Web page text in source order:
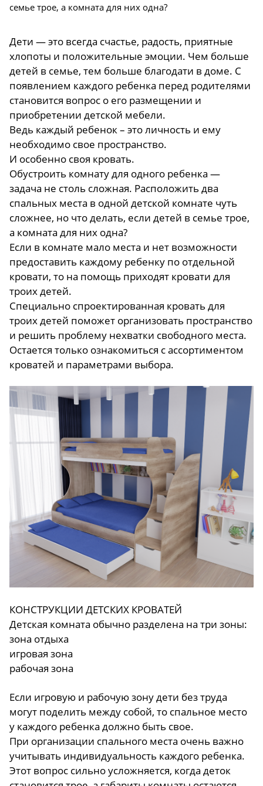
семье трое, а комната для них одна?
Дети — это всегда счастье, радость, приятные
хлопоты и положительные эмоции. Чем больше
детей в семье, тем больше благодати в доме. С
появлением каждого ребенка перед родителями
становится вопрос о его размещении и
приобретении детской мебели.
Ведь каждый ребенок – это личность и ему
необходимо свое пространство.
И особенно своя кровать.
Обустроить комнату для одного ребенка —
задача не столь сложная. Расположить два
спальных места в одной детской комнате чуть
сложнее, но что делать, если детей в семье трое,
а комната для них одна?
Если в комнате мало места и нет возможности
предоставить каждому ребенку по отдельной
кровати, то на помощь приходят кровати для
троих детей.
Специально спроектированная кровать для
троих детей поможет организовать пространство
и решить проблему нехватки свободного места.
Остается только ознакомиться с ассортиментом
кроватей и параметрами выбора.
КОНСТРУКЦИИ ДЕТСКИХ КРОВАТЕЙ
Детская комната обычно разделена на три зоны:
зона отдыха
игровая зона
рабочая зона
Если игровую и рабочую зону дети без труда
могут поделить между собой, то спальное место
у каждого ребенка должно быть свое.
При организации спального места очень важно
учитывать индивидуальность каждого ребенка.
Этот вопрос сильно усложняется, когда деток